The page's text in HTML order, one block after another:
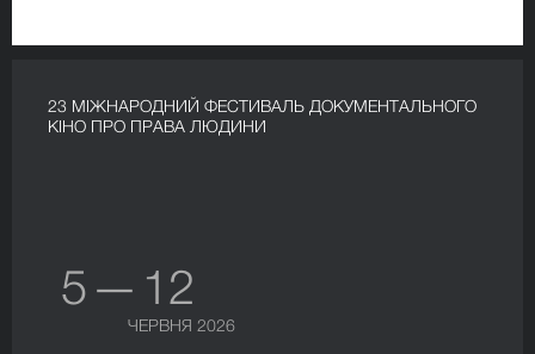
23 МІЖНАРОДНИЙ ФЕСТИВАЛЬ ДОКУМЕНТАЛЬНОГО
КІНО ПРО ПРАВА ЛЮДИНИ
5 — 12
ЧЕРВНЯ 2026